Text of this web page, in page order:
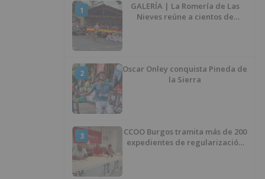
1
GALERÍA | La Romería de Las
Nieves reúne a cientos de
2
Oscar Onley conquista Pineda de
la Sierra
3
CCOO Burgos tramita más de 200
expedientes de regularización